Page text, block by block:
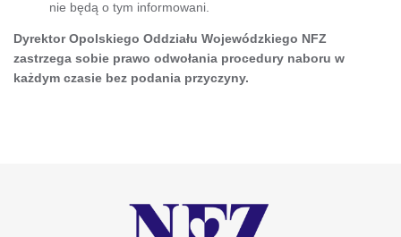
nie będą o tym informowani.
Dyrektor Opolskiego Oddziału Wojewódzkiego NFZ
zastrzega sobie prawo odwołania procedury naboru w
każdym czasie bez podania przyczyny.